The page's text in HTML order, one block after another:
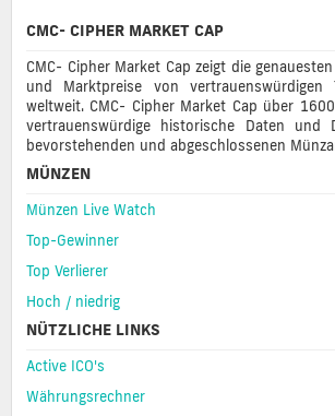
CMC- CIPHER MARKET CAP
CMC- Cipher Market Cap zeigt die
und Marktpreise von vertrauenswürdigen
weltweit. CMC- Cipher Market Cap über
vertrauenswürdige historische Daten und
bevorstehenden und abgeschlossenen
MÜNZEN
Münzen Live Watch
Top-Gewinner
Top Verlierer
Hoch / niedrig
NÜTZLICHE LINKS
Active ICO's
Währungsrechner